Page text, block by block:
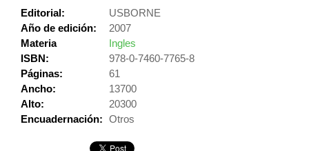
Editorial:
USBORNE
Año de edición:
2007
Materia
Ingles
ISBN:
978-0-7460-7765-8
Páginas:
61
Ancho:
13700
Alto:
20300
Encuadernación: Otros